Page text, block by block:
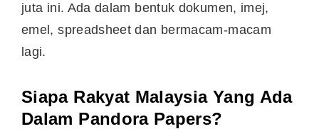
juta ini. Ada dalam bentuk dokumen, imej,
emel, spreadsheet dan bermacam-macam
lagi.
Siapa Rakyat Malaysia Yang Ada
Dalam Pandora Papers?